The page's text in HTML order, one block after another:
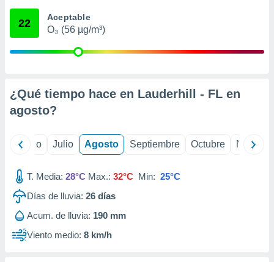
mediante
publicidad
1199
22 Aceptable
O₃ (56 µg/m³)
¿Qué tiempo hace en Lauderhill - FL en
agosto?
Junio Julio Agosto Septiembre Octubre
T. Media: 28°C Max.: 32°C Min: 25°C
Días de lluvia: 26 días
Acum. de lluvia: 190 mm
Viento medio: 8 km/h